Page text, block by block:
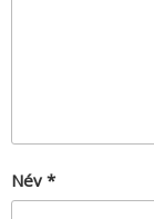
Név *